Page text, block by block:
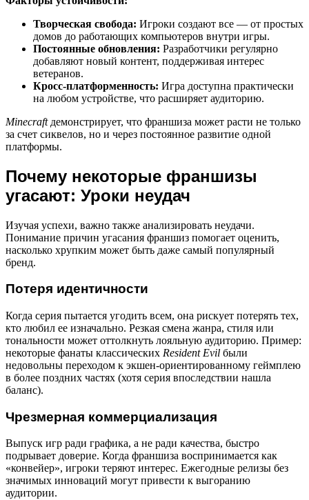
Творческая свобода: Игроки создают все — от простых
домов до работающих компьютеров внутри игры.
Постоянные обновления: Разработчики регулярно
добавляют новый контент, поддерживая интерес
ветеранов.
Кросс-платформенность: Игра доступна практически
на любом устройстве, что расширяет аудиторию.
Minecraftдемонстрирует, что франшиза может расти не только
за счет сиквелов, но и через постоянное развитие одной
платформы.
Почему некоторые франшизы
угасают: Уроки неудач
Изучая успехи, важно также анализировать неудачи.
Понимание причин угасания франшиз помогает оценить,
насколько хрупким может быть даже самый популярный
бренд.
Потеря идентичности
Когда серия пытается угодить всем, она рискует потерять тех,
кто любил ее изначально. Резкая смена жанра, стиля или
тональности может оттолкнуть лояльную аудиторию. Пример:
некоторые фанаты классических Resident Evil были
недовольны переходом к экшен-ориентированному геймплею
в более поздних частях (хотя серия впоследствии нашла
баланс).
Чрезмерная коммерциализация
Выпуск игр ради графика, а не ради качества, быстро
подрывает доверие. Когда франшиза воспринимается как
«конвейер», игроки теряют интерес. Ежегодные релизы без
значимых инноваций могут привести к выгоранию
аудитории.